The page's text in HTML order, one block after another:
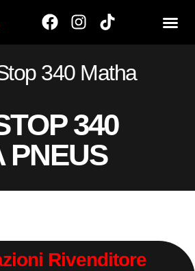
340 Matha
340
PNEUS
Rivenditore